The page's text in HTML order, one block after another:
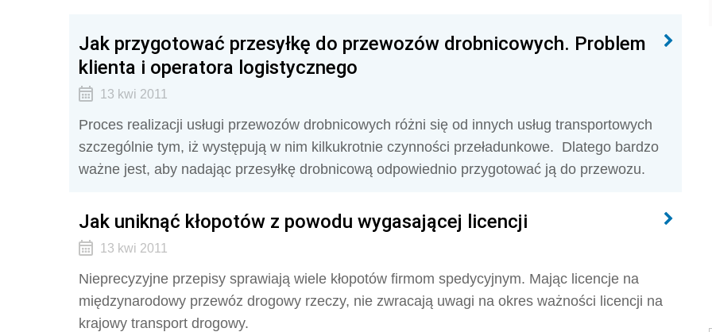
Jak przygotować przesyłkę do przewozów drobnicowych. Problem
klienta i operatora logistycznego
13 kwi 2011
Proces realizacji usługi przewozów drobnicowych różni się od innych usług transportowych
szczególnie tym, iż występują w nim kilkukrotnie czynności przeładunkowe. Dlatego bardzo
ważne jest, aby nadając przesyłkę drobnicową odpowiednio przygotować ją do przewozu.
Jak uniknąć kłopotów z powodu wygasającej licencji
13 kwi 2011
Nieprecyzyjne przepisy sprawiają wiele kłopotów firmom spedycyjnym. Mając licencje na
międzynarodowy przewóz drogowy rzeczy, nie zwracają uwagi na okres ważności licencji na
krajowy transport drogowy.